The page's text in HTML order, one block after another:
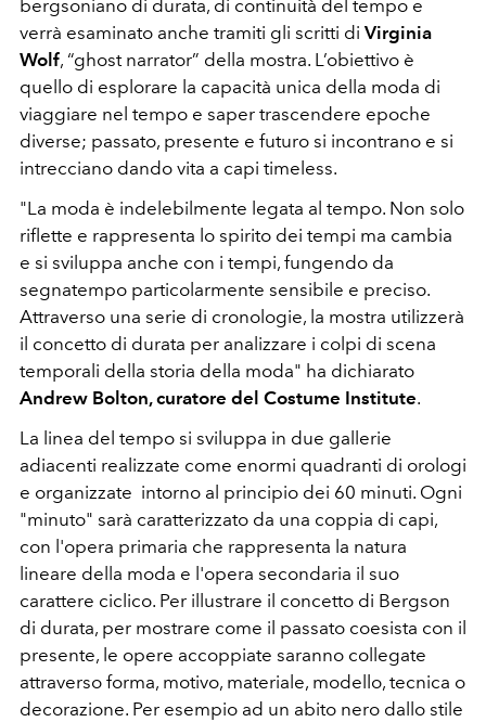
bergsoniano di durata, di continuità del tempo e
verrà esaminato anche tramiti gli scritti di Virginia
Wolf, “ghost narrator” della mostra. L’obiettivo è
quello di esplorare la capacità unica della moda di
viaggiare nel tempo e saper trascendere epoche
diverse; passato, presente e futuro si incontrano e si
intrecciano dando vita a capi timeless.
"La moda è indelebilmente legata al tempo. Non solo
riflette e rappresenta lo spirito dei tempi ma cambia
e si sviluppa anche con i tempi, fungendo da
segnatempo particolarmente sensibile e preciso.
Attraverso una serie di cronologie, la mostra utilizzerà
il concetto di durata per analizzare i colpi di scena
temporali della storia della moda" ha dichiarato
Andrew Bolton, curatore del Costume Institute.
La linea del tempo si sviluppa in due gallerie
adiacenti realizzate come enormi quadranti di orologi
e organizzate intorno al principio dei 60 minuti. Ogni
"minuto" sarà caratterizzato da una coppia di capi,
con l'opera primaria che rappresenta la natura
lineare della moda e l'opera secondaria il suo
carattere ciclico. Per illustrare il concetto di Bergson
di durata, per mostrare come il passato coesista con il
presente, le opere accoppiate saranno collegate
attraverso forma, motivo, materiale, modello, tecnica o
decorazione. Per esempio ad un abito nero dallo stile